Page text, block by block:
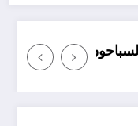
على الشاطئ
زبائن سوناطراك